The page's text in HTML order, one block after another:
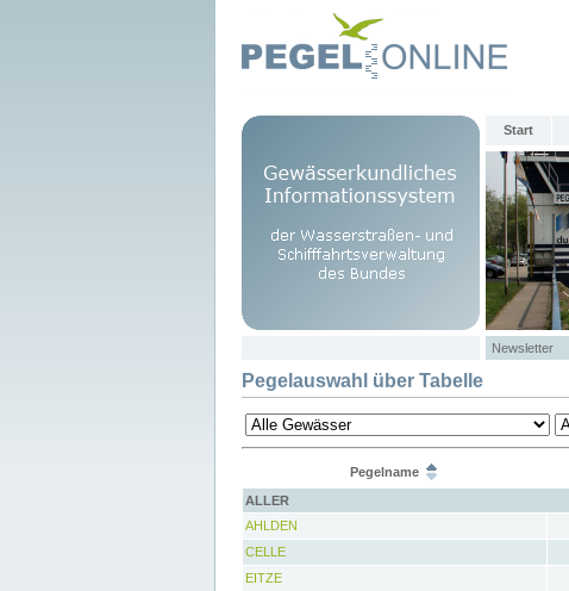
Start
Newsletter
Pegelauswahl über Tabelle
Pegelname
ALLER
AHLDEN
CELLE
EITZE